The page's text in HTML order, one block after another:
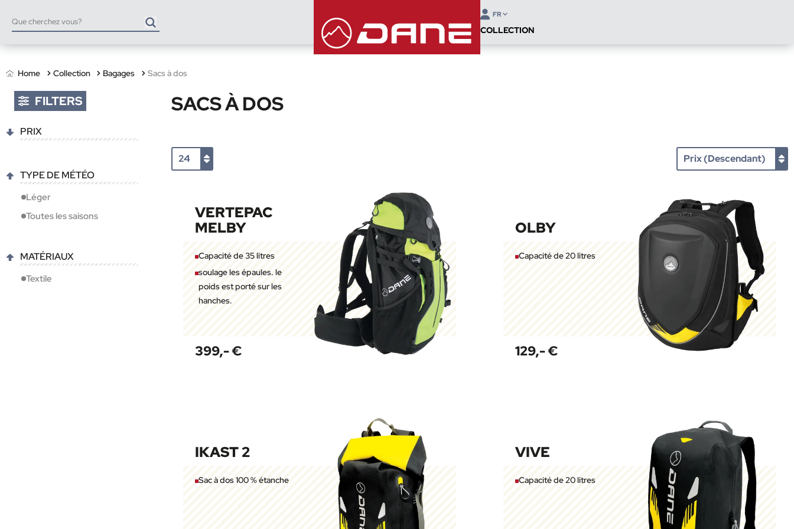
FR
COLLECTION
Home Collection Bagages Sacs à dos
FILTERS
PRIX
TYPE DE MÉTÉO
Léger
Toutes les saisons
MATÉRIAUX
Textile
SACS À DOS
VERTEPAC
MELBY
Capacité de 35 litres
soulage les épaules. le
poids est porté sur les
hanches.
399,- €
OLBY
Capacité de 20 litres
129,- €
IKAST 2
Sac à dos 100 % étanche
VIVE
Capacité de 20 litres